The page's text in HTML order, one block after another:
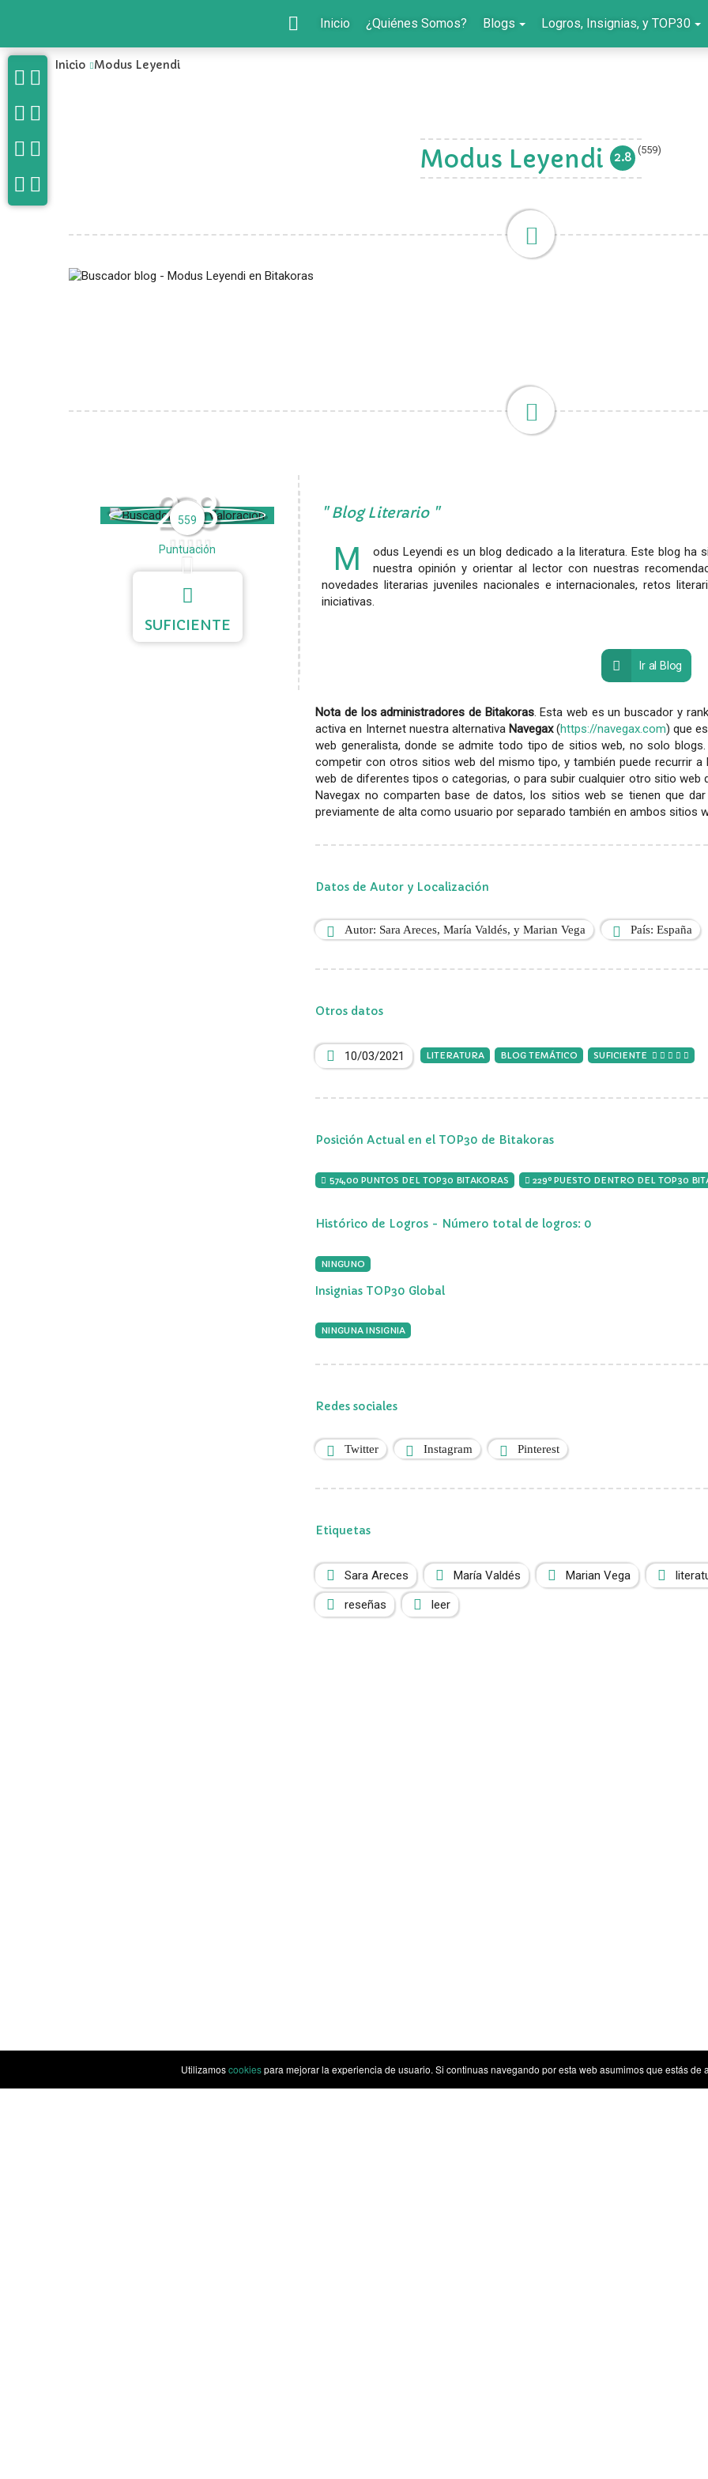
Inicio ¿Quiénes Somos? Blogs Logros, Insignias, y TOP30
Inicio Modus Leyendi
Modus Leyendi 2.8 (559)
2.8
559
Puntuación
SUFICIENTE
Blog Literario
M
odus Leyendi es un blog dedicado a la literatura. Este blog ha
nuestra opinión y orientar al lector con nuestras
novedades literarias juveniles nacionales e internacionales, retos
iniciativas.
Ir al Blog
Nota de los administradores de Bitakoras. Esta web es un buscador y
activa en Internet nuestra alternativa Navegax(https://navegax.com) que
web generalista, donde se admite todo tipo de sitios web, no solo
competir con otros sitios web del mismo tipo, y también puede recurrir
web de diferentes tipos o categorias, o para subir cualquier otro sitio web
Navegax no comparten base de datos, los sitios web se tienen que
previamente de alta como usuario por separado también en ambos sitios
Datos de Autor y Localización
Autor: Sara Areces, María Valdés, y Marian Vega País: España
Otros datos
10/03/2021 LITERATURA BLOG TEMÁTICO SUFICIENTE
Posición Actual en el TOP30 de Bitakoras
574,00 PUNTOS DEL TOP30 BITAKORAS 229º PUESTO DENTRO DEL TOP30
Histórico de Logros - Número total de logros: 0
NINGUNO
Insignias TOP30 Global
NINGUNA INSIGNIA
Redes sociales
Twitter Instagram Pinterest
Etiquetas
Sara Areces María Valdés Marian Vega
reseñas leer
Utilizamoscookiespara mejorar la experiencia de usuario. Si continuas navegando por esta web asumimos que estás de